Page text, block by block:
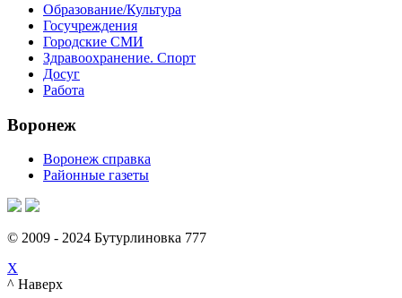
Образование/Культура
Госучреждения
Городские СМИ
Здравоохранение. Спорт
Досуг
Работа
Воронеж
Воронеж справка
Районные газеты
© 2009 - 2024 Бутурлиновка 777
X
^ Наверх